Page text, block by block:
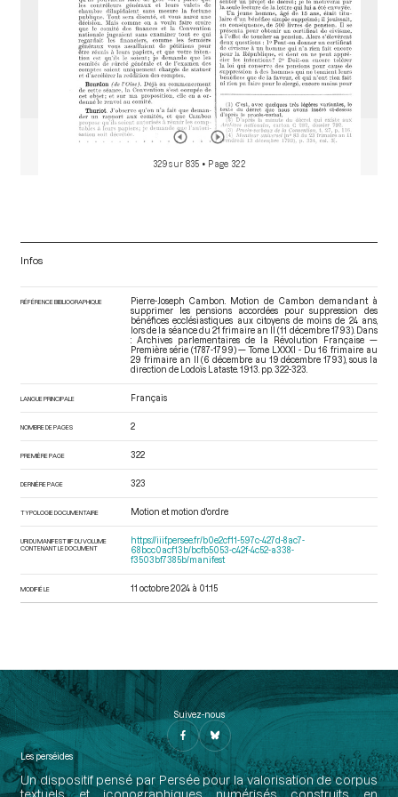
329 sur 835 • Page 322
Infos
RÉFÉRENCE BIBLIOGRAPHIQUE
Pierre-Joseph Cambon. Motion de Cambon demandant à
supprimer les pensions accordées pour suppression des
bénéfices ecclésiastiques aux citoyens de moins de 24 ans,
lors de la séance du 21 frimaire an II (11 décembre 1793). Dans
: Archives parlementaires de la Révolution Française —
Première série (1787-1799) — Tome LXXXI - Du 16 frimaire au
29 frimaire an II (6 décembre au 19 décembre 1793) , sous la
direction de Lodoïs Lataste. 1913. pp. 322-323.
LANGUE PRINCIPALE Français
NOMBRE DE PAGES 2
PREMIÈRE PAGE 322
DERNIÈRE PAGE 323
TYPOLOGIE DOCUMENTAIRE Motion et motion d'ordre
URI DU MANIFEST IIIF DU VOLUME
CONTENANT LE DOCUMENT
https://iiif.persee.fr/b0e2cf11-597c-427d-8ac7-
68bcc0acf13b/bcfb5053-c42f-4c52-a338-
f3503bf7385b/manifest
MODIFIÉ LE 11 octobre 2024 à 01:15
Suivez-nous
Les perséides
Un dispositif pensé par Persée pour la valorisation de corpus